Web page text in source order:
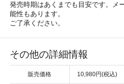
発売時期はあくまでも目安です。メ
能性もあります。
ご了承ください。
その他の詳細情報
販売価格 10,980円(税込)